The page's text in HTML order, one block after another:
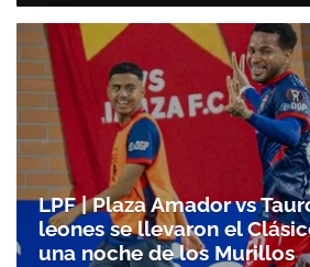
LPF | Plaza Amador vs
leones se llevaron el
una noche de los Murillos